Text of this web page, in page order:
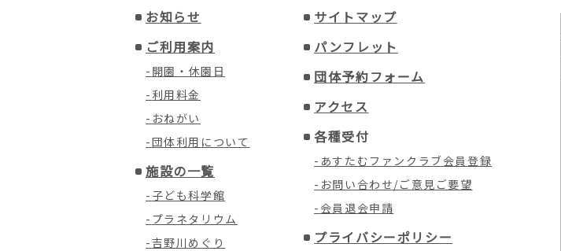
お知らせ
ご利用案内
開園・休園日
利用料金
おねがい
団体利用について
施設の一覧
子ども科学館
プラネタリウム
吉野川めぐり
サイトマップ
パンフレット
団体予約フォーム
アクセス
各種受付
あすたむファンクラブ会員登録
お問い合わせ/ご意見ご要望
会員退会申請
プライバシーポリシー